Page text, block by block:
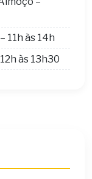
11h às 14h
às 13h30